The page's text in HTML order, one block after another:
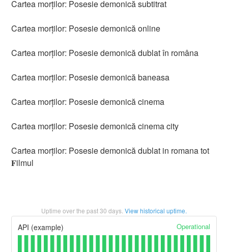
Cartea morților: Posesie demonică subtitrat
Cartea morților: Posesie demonică online
Cartea morților: Posesie demonică dublat în româna
Cartea morților: Posesie demonică baneasa
Cartea morților: Posesie demonică cinema
Cartea morților: Posesie demonică cinema city
Cartea morților: Posesie demonică dublat in romana tot
𝐅ilmul
Uptime over the past30 days. View historical uptime.
API (example) Operational